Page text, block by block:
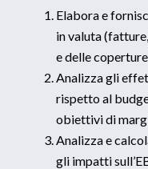
Elabora e
in valuta
e delle
Analizza gli
rispetto al
obiettivi di
Analizza e
gli impatti